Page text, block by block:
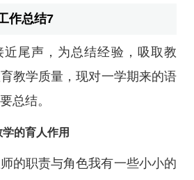
作总结7
近尾声，为总结经验，吸取教
教学质量，现对一学期来的语
总结。
的育人作用
的职责与角色我有一些小小的